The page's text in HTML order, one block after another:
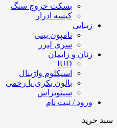
بسکت خروج سنگ
کیسه ادرار
زیبایی
تامپون بینی
سری لیزر
زنان و زایمان
IUD
اسپکلوم واژینال
بالون بکری یا رحمی
سیتوبراش
ورود / ثبت نام
سبد خرید